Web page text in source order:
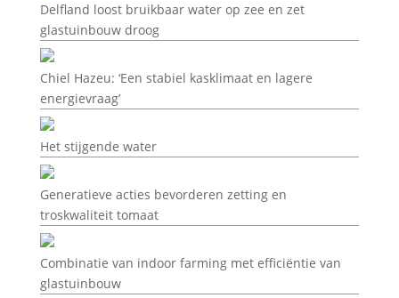
Delfland loost bruikbaar water op zee en zet
glastuinbouw droog
Chiel Hazeu: ‘Een stabiel kasklimaat en lagere
energievraag’
Het stijgende water
Generatieve acties bevorderen zetting en
troskwaliteit tomaat
Combinatie van indoor farming met efficiëntie van
glastuinbouw